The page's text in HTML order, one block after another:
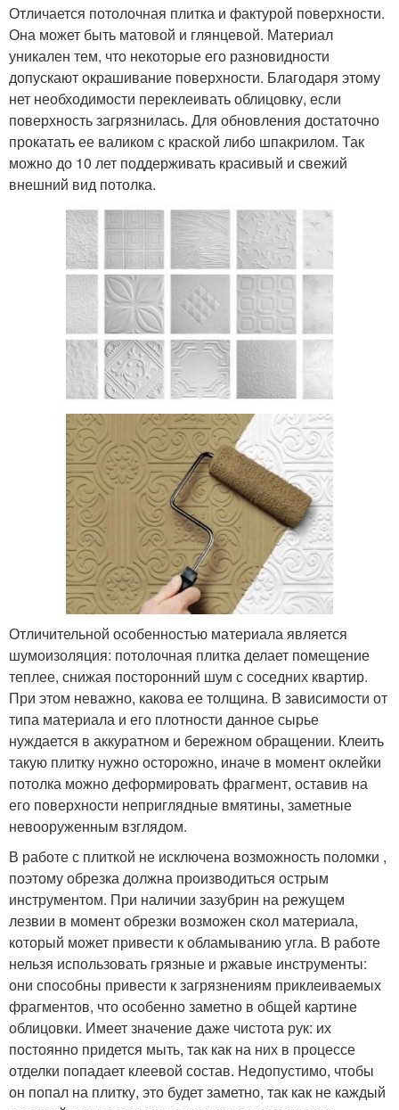
Отличается потолочная плитка и фактурой поверхности.
Она может быть матовой и глянцевой. Материал
уникален тем, что некоторые его разновидности
допускают окрашивание поверхности. Благодаря этому
нет необходимости переклеивать облицовку, если
поверхность загрязнилась. Для обновления достаточно
прокатать ее валиком с краской либо шпакрилом. Так
можно до 10 лет поддерживать красивый и свежий
внешний вид потолка.
Отличительной особенностью материала является
шумоизоляция: потолочная плитка делает помещение
теплее, снижая посторонний шум с соседних квартир.
При этом неважно, какова ее толщина. В зависимости от
типа материала и его плотности данное сырье
нуждается в аккуратном и бережном обращении. Клеить
такую плитку нужно осторожно, иначе в момент оклейки
потолка можно деформировать фрагмент, оставив на
его поверхности неприглядные вмятины, заметные
невооруженным взглядом.
В работе с плиткой не исключена возможность поломки ,
поэтому обрезка должна производиться острым
инструментом. При наличии зазубрин на режущем
лезвии в момент обрезки возможен скол материала,
который может привести к обламыванию угла. В работе
нельзя использовать грязные и ржавые инструменты:
они способны привести к загрязнениям приклеиваемых
фрагментов, что особенно заметно в общей картине
облицовки. Имеет значение даже чистота рук: их
постоянно придется мыть, так как на них в процессе
отделки попадает клеевой состав. Недопустимо, чтобы
он попал на плитку, это будет заметно, так как не каждый